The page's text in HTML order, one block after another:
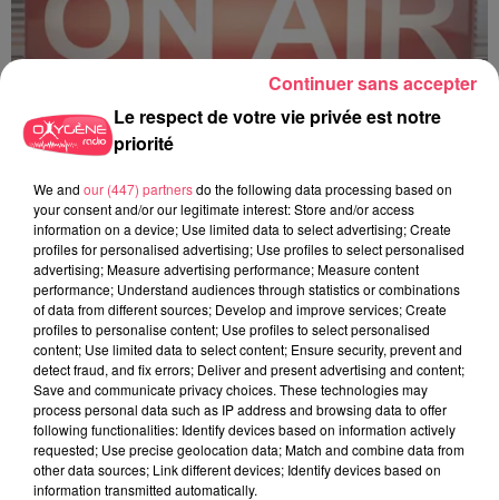
Le respect de votre vie privée est notre
priorité
We and our (447) partnersdo the following data processing based on
your consent and/or our legitimate interest: Store and/or access
information on a device; Use limited data to select advertising; Create
profiles for personalised advertising; Use profiles to select personalised
advertising; Measure advertising performance; Measure content
performance; Understand audiences through statistics or combinations
of data from different sources; Develop and improve services; Create
profiles to personalise content; Use profiles to select personalised
content; Use limited data to select content; Ensure security, prevent and
detect fraud, and fix errors; Deliver and present advertising and content;
Save and communicate privacy choices. These technologies may
process personal data such as IP address and browsing data to offer
following functionalities: Identify devices based on information actively
requested; Use precise geolocation data; Match and combine data from
other data sources; Link different devices; Identify devices based on
information transmitted automatically.
Continuer sans accepter